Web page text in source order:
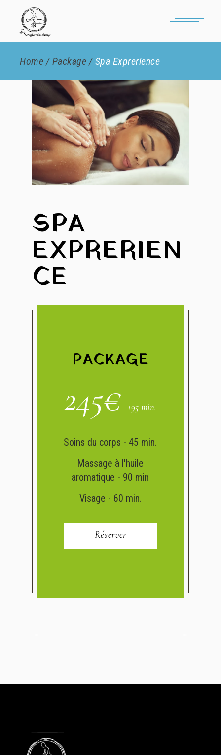
Home Package Spa Exprerience
SPA
EXPRERIEN
CE
PACKAGE
245€ 195 min.
Soins du corps - 45 min.
Massage à l'huile
aromatique - 90 min
Visage - 60 min.
Réserver